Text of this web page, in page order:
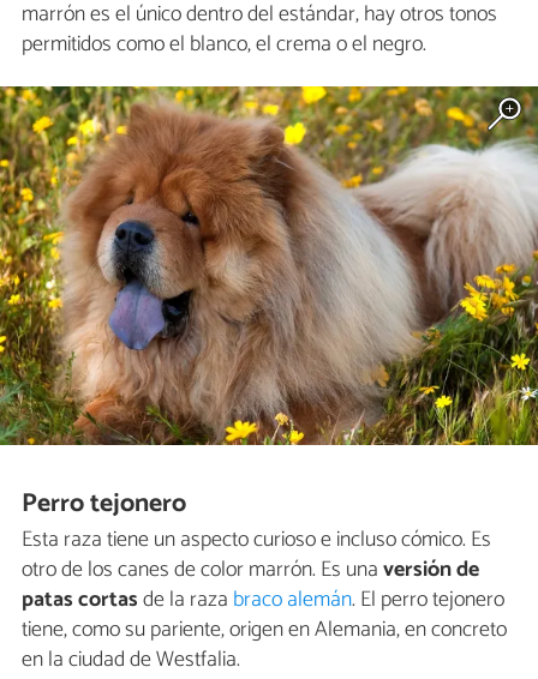
marrón es el único dentro del estándar, hay otros tonos
permitidos como el blanco, el crema o el negro.
Perro tejonero
Esta raza tiene un aspecto curioso e incluso cómico. Es
otro de los canes de color marrón. Es unaversión de
patas cortasde la raza braco alemán. El perro tejonero
tiene, como su pariente, origen en Alemania, en concreto
en la ciudad de Westfalia.